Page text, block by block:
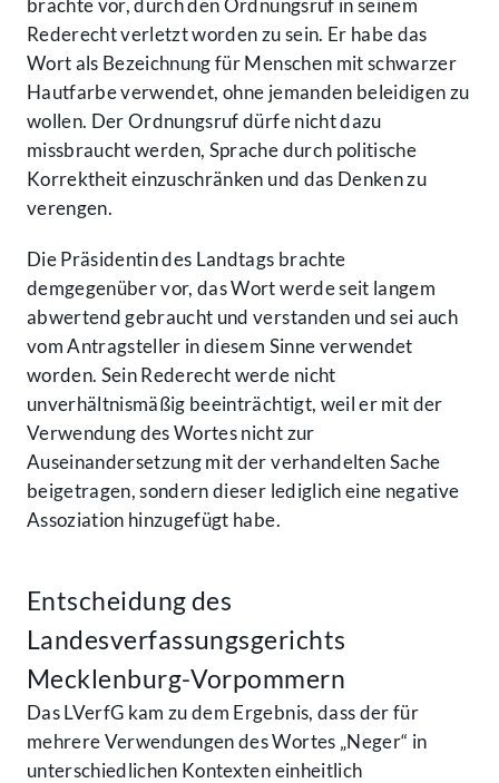
brachte vor, durch den Ordnungsruf in seinem
Rederecht verletzt worden zu sein. Er habe das
Wort als Bezeichnung für Menschen mit schwarzer
Hautfarbe verwendet, ohne jemanden beleidigen zu
wollen. Der Ordnungsruf dürfe nicht dazu
missbraucht werden, Sprache durch politische
Korrektheit einzuschränken und das Denken zu
verengen.
Die Präsidentin des Landtags brachte
demgegenüber vor, das Wort werde seit langem
abwertend gebraucht und verstanden und sei auch
vom Antragsteller in diesem Sinne verwendet
worden. Sein Rederecht werde nicht
unverhältnismäßig beeinträchtigt, weil er mit der
Verwendung des Wortes nicht zur
Auseinandersetzung mit der verhandelten Sache
beigetragen, sondern dieser lediglich eine negative
Assoziation hinzugefügt habe.
Entscheidung des
Landesverfassungsgerichts
Mecklenburg-Vorpommern
Das LVerfG kam zu dem Ergebnis, dass der für
mehrere Verwendungen des Wortes „Neger“ in
unterschiedlichen Kontexten einheitlich